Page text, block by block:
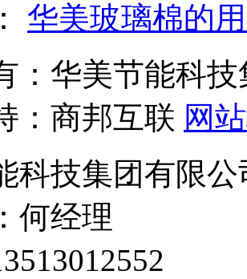
华美玻璃棉的
：华美节能科
：商邦互联 网
科技集团有限公
何经理